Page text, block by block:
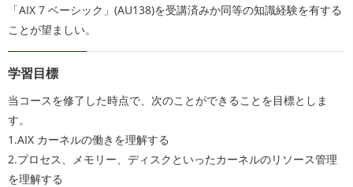
「AIX 7 ベーシック」(AU138)を受講済みか同等の知識経験を有する
ことが望ましい。
学習目標
当コースを修了した時点で、次のことができることを目標としま
す。
1.AIX カーネルの働きを理解する
2.プロセス、メモリー、ディスクといったカーネルのリソース管理
を理解する